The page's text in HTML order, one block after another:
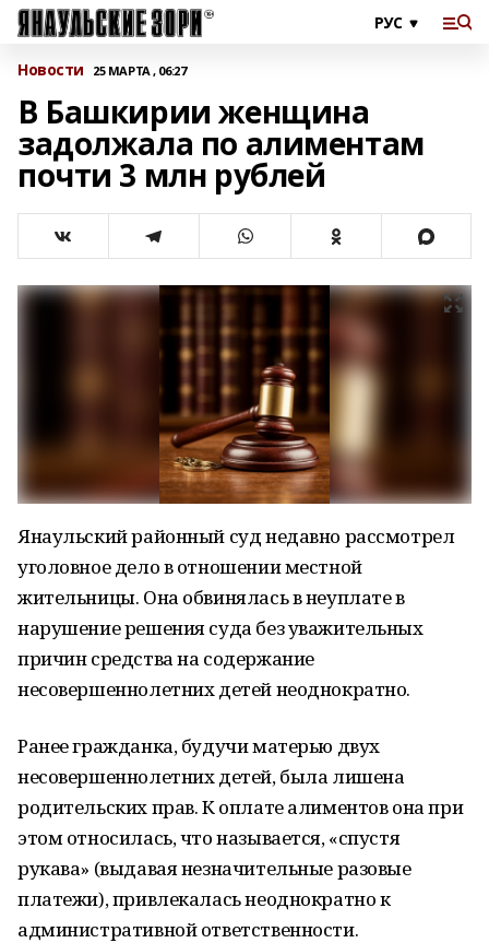
Новости 25 МАРТА , 06:27
В Башкирии женщина
задолжала по алиментам
почти 3 млн рублей
Янаульский районный суд недавно рассмотрел
уголовное дело в отношении местной
жительницы. Она обвинялась в неуплате в
нарушение решения суда без уважительных
причин средства на содержание
несовершеннолетних детей неоднократно.
Ранее гражданка, будучи матерью двух
несовершеннолетних детей, была лишена
родительских прав. К оплате алиментов она при
этом относилась, что называется, «спустя
рукава» (выдавая незначительные разовые
платежи), привлекалась неоднократно к
административной ответственности.